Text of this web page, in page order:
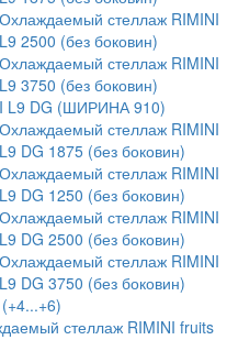
Охлаждаемый стеллаж RIMINI
L9 2500 (без боковин)
Охлаждаемый стеллаж RIMINI
L9 3750 (без боковин)
L9 DG (ШИРИНА 910)
Охлаждаемый стеллаж RIMINI
L9 DG 1875 (без боковин)
Охлаждаемый стеллаж RIMINI
L9 DG 1250 (без боковин)
Охлаждаемый стеллаж RIMINI
L9 DG 2500 (без боковин)
Охлаждаемый стеллаж RIMINI
L9 DG 3750 (без боковин)
стеллаж RIMINI fruits